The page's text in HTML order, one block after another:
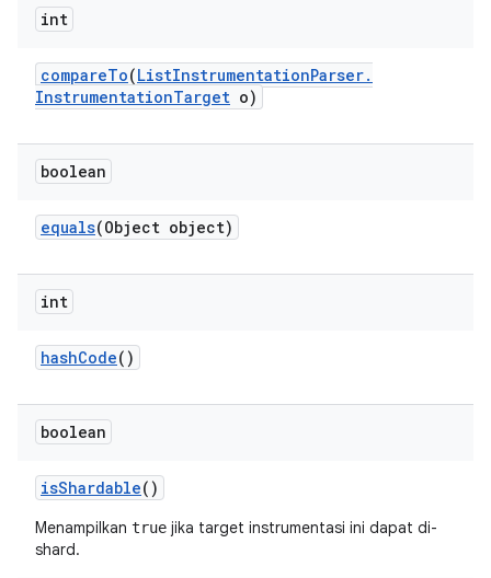
int
compareTo(ListInstrumentationParser.
InstrumentationTarget o)
boolean
equals(Object object)
int
hashCode()
boolean
isShardable()
Menampilkan true jika target instrumentasi ini dapat di-
shard.